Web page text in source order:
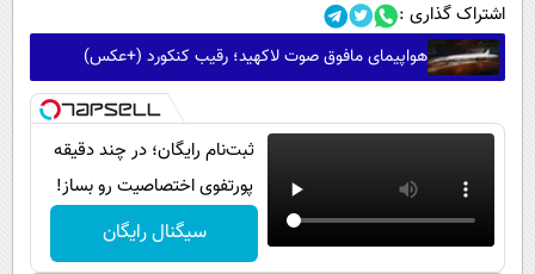
اشتراک گذاری :
هواپیمای مافوق صوت لاکهید؛ رقیب کنکورد (+عکس)
ثبت‌نام رایگان؛ در چند دقیقه
پورتفوی اختصاصیت رو بساز!
سیگنال رایگان